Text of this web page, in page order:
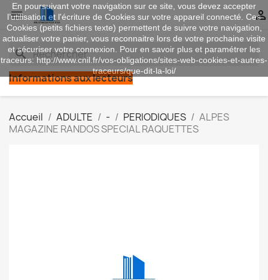
 
search
Informations aux lecteurs
Accueil ADULTE - PERIODIQUES
ALPES
MAGAZINE RANDOS SPECIAL RAQUETTES
En poursuivant votre navigation sur ce site, vous devez accepter
l’utilisation et l'écriture de Cookies sur votre appareil connecté. Ces
Cookies (petits fichiers texte) permettent de suivre votre navigation,
actualiser votre panier, vous reconnaitre lors de votre prochaine visite
et sécuriser votre connexion. Pour en savoir plus et paramétrer les
traceurs: http://www.cnil.fr/vos-obligations/sites-web-cookies-et-autres-
traceurs/que-dit-la-loi/